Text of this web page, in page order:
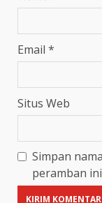
Email *
Situs Web
Simpan
peramban